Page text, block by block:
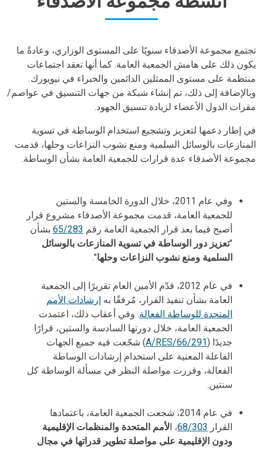
Body
تجتمع مجموعة الأصدقاء سنويًا على المستوى الوزاري، وعادةً ما
يكون ذلك على هامش الجمعية العامة. كما أنها تعقد اجتماعات
منتظمة على مستوى الممثلين الدائمين والخبراء في نيويورك.
وبالإضافة إلى ذلك، تم إنشاء شبكة من جهات التنسيق في عواصم/
مقرات الدول الأعضاء لزيادة تنسيق الجهود.
في إطار دعمها لتعزيز وتشجيع استخدام الوساطة في تسوية
المنازعات بالوسائل السلمية ومنع نشوب النزاعات وحلها، قدمت
مجموعة الأصدقاء عدة قرارات للجمعية العامة بشأن الوساطة.
Body
وفي عام 2011، خلال الدورة الخامسة والستين
للجمعية العامة، قدمت مجموعة الأصدقاء مشروع قرار
أصبح فيما بعد قرار الجمعية العامة رقم 65/283 بشأن
"تعزيز دور الوساطة في تسوية المنازعات بالوسائل
السلمية ومنع نشوب النزاعات وحلها".
في عام 2012، قدّم الأمين العام تقريرًا إلى الجمعية
العامة بشأن تنفيذ القرار، مُرفقًا به إرشادات الأمم
المتحدة للوساطة الفعالة. وفي أعقاب ذلك، اعتمدت
الجمعية العامة، خلال دورتها السادسة والستين، قرارًا
جديدًا (A/RES/66/291) شجّعت فيه جميع الجهات
الفاعلة المعنية على استخدام إرشادات الوساطة
الفعالة، وقررت مواصلة النظر في مسألة الوساطة كل
سنتين.
في عام 2014، شجعت الجمعية العامة، باعتمادها
القرار 68/303، ا لأمم المتحدة والمنظمات الإقليمية
ودون الإقليمية على مواصلة تطوير قدراتها في مجال